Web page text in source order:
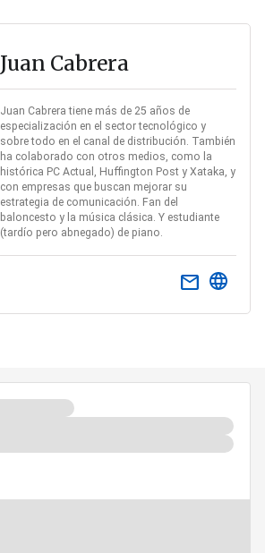
Juan Cabrera
Juan Cabrera tiene más de 25 años de
especialización en el sector tecnológico y
sobre todo en el canal de distribución. También
ha colaborado con otros medios, como la
histórica PC Actual, Huffington Post y Xataka, y
con empresas que buscan mejorar su
estrategia de comunicación. Fan del
baloncesto y la música clásica. Y estudiante
(tardío pero abnegado) de piano.
email